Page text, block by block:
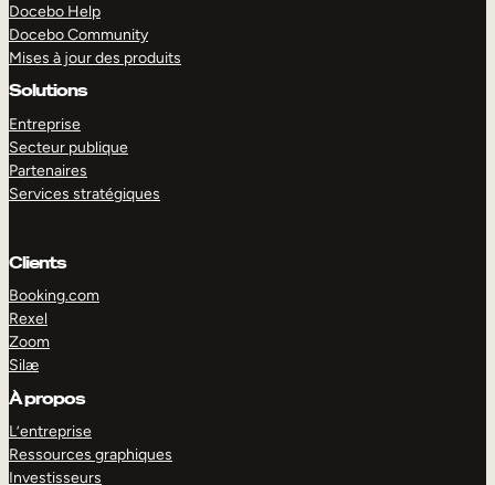
Docebo Help
Docebo Community
Mises à jour des produits
Solutions
Entreprise
Secteur publique
Partenaires
Services stratégiques
Clients
Booking.com
Rexel
Zoom
Silæ
À propos
L’entreprise
Ressources graphiques
Investisseurs